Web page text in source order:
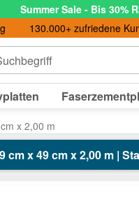
Summer Sale - Bis 30%
130.000+ zufriedene
x 2,00 m
cm x 49 cm x 2,00 m |